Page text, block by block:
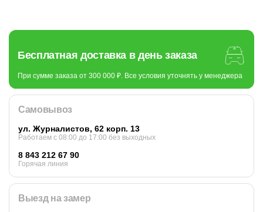
Бесплатная доставка в день заказа
При сумме заказа от 300 000 ₽. Все условия уточнять у менеджера
Самовывоз
ул. Журналистов, 62 корп. 13
Работаем c 08:00 до 17:00 без выходных
8 843 212 67 90
Горячая линия
Выезд на замер